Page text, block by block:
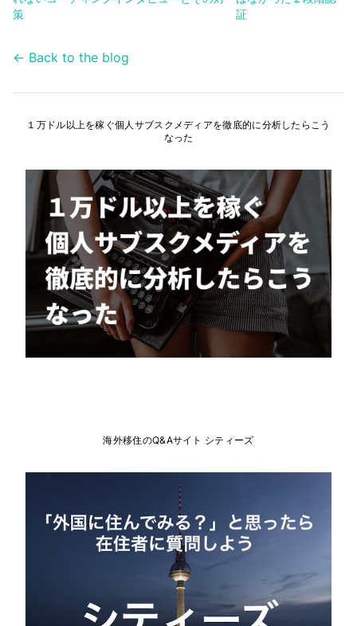
策
証
← Back to the blog
１万ドル以上を稼ぐ個人サブスクメディアを徹底的に分析したらこう
なった
海外移住のQ&Aサイト シティーズ